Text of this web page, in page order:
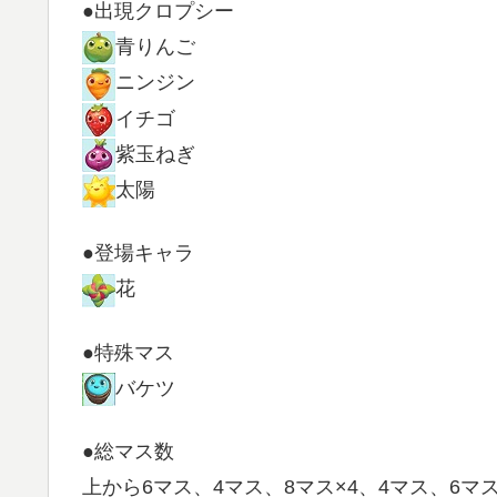
●出現クロプシー
青りんご
ニンジン
イチゴ
紫玉ねぎ
太陽
●登場キャラ
花
●特殊マス
バケツ
●総マス数
上から6マス、4マス、8マス×4、4マス、6マ